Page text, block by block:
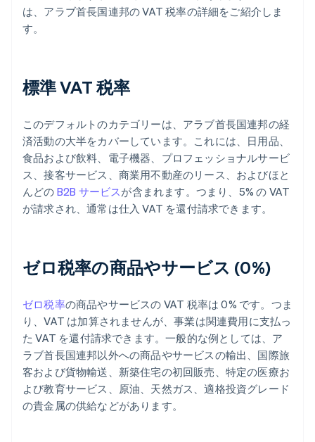
は、アラブ首長国連邦の VAT 税率の詳細をご紹介しま
す。
標準 VAT 税率
このデフォルトのカテゴリーは、アラブ首長国連邦の経
済活動の大半をカバーしています。これには、日用品、
食品および飲料、電子機器、プロフェッショナルサービ
ス、接客サービス、商業用不動産のリース、およびほと
んどの B2B サービスが含まれます。つまり、5% の VAT
が請求され、通常は仕入 VAT を還付請求できます。
ゼロ税率の商品やサービス (0%)
ゼロ税率の商品やサービスの VAT 税率は 0% です。つま
り、VAT は加算されませんが、事業は関連費用に支払っ
た VAT を還付請求できます。一般的な例としては、ア
ラブ首長国連邦以外への商品やサービスの輸出、国際旅
客および貨物輸送、新築住宅の初回販売、特定の医療お
よび教育サービス、原油、天然ガス、適格投資グレード
の貴金属の供給などがあります。